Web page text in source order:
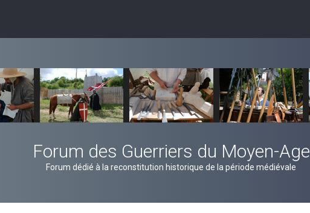
Forum des Guerriers du Moyen-Age
Forum dédié à la reconstitution historique de la période médiévale